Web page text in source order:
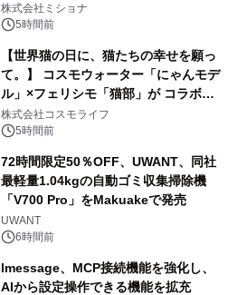
株式会社ミショナ
5時間前
【世界猫の日に、猫たちの幸せを願っ
て。】 コスモウォーター「にゃんモデ
ル」×フェリシモ「猫部」が コラボキ
ャンペーンを実施
株式会社コスモライフ
5時間前
72時間限定50％OFF、UWANT、同社
最軽量1.04kgの自動ゴミ収集掃除機
「V700 Pro」をMakuakeで発売
UWANT
6時間前
lmessage、MCP接続機能を強化し、
AIから設定操作できる機能を拡充